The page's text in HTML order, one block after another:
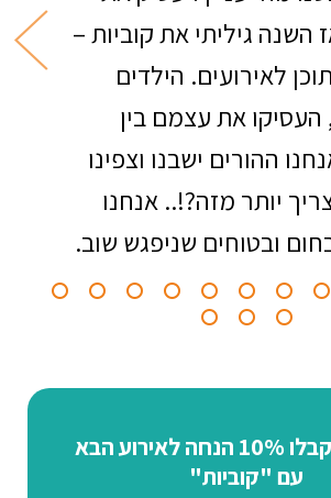
השנה גיליתי את קוביות –
לאירועים. הילדים
את עצמם בין
ההורים ישבנו וצפינו
יותר מזה?!.. אנחנו
ובטוחים שניפגש שוב.
צרו קשר וקבלו 10% הנחה לאירוע הבא
עם "קוביות"